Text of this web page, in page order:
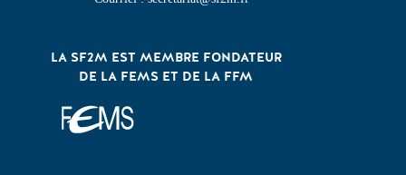
LA SF2M EST MEMBRE FONDATEUR
DE LA FEMS ET DE LA FFM